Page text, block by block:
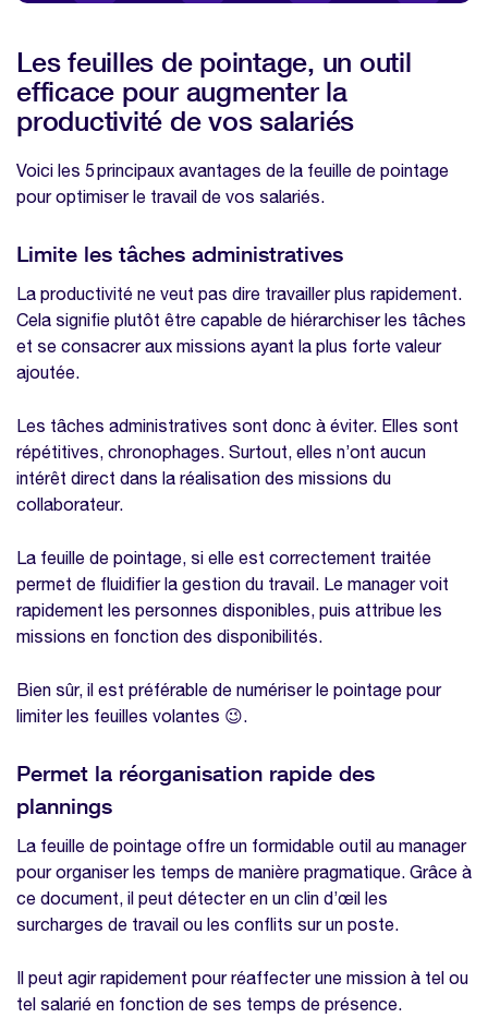
Les feuilles de pointage, un outil
efficace pour augmenter la
productivité de vos salariés
Voici les 5 principaux avantages de la feuille de pointage
pour optimiser le travail de vos salariés.
Limite les tâches administratives
La productivité ne veut pas dire travailler plus rapidement.
Cela signifie plutôt être capable de hiérarchiser les tâches
et se consacrer aux missions ayant la plus forte valeur
ajoutée.
Les tâches administratives sont donc à éviter. Elles sont
répétitives, chronophages. Surtout, elles n’ont aucun
intérêt direct dans la réalisation des missions du
collaborateur.
La feuille de pointage, si elle est correctement traitée
permet de fluidifier la gestion du travail. Le manager voit
rapidement les personnes disponibles, puis attribue les
missions en fonction des disponibilités.
Bien sûr, il est préférable de numériser le pointage pour
limiter les feuilles volantes 😉.
Permet la réorganisation rapide des
plannings
La feuille de pointage offre un formidable outil au manager
pour organiser les temps de manière pragmatique. Grâce à
ce document, il peut détecter en un clin d’œil les
surcharges de travail ou les conflits sur un poste.
Il peut agir rapidement pour réaffecter une mission à tel ou
tel salarié en fonction de ses temps de présence.